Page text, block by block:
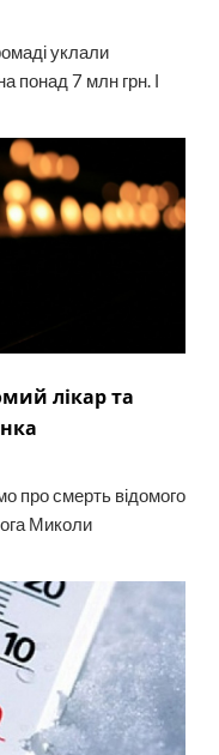
уклали
понад 7 млн грн. І
лікар та
про смерть відомого
Миколи